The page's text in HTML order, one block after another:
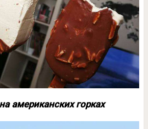
американских горках